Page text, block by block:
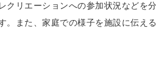
リエーションへの参加状況などを
また、家庭での様子を施設に伝え